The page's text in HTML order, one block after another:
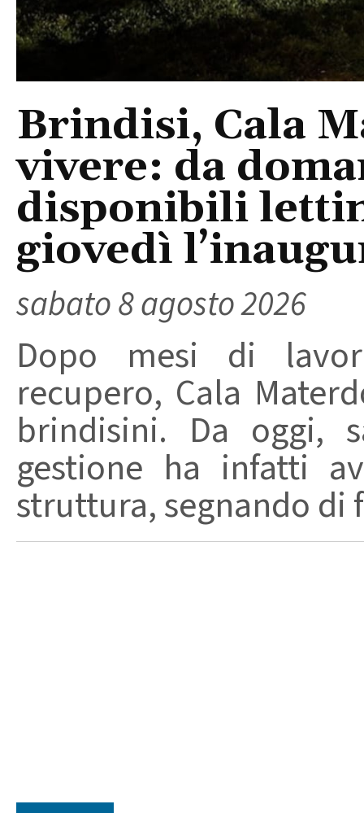
Brindisi, Cala
vivere: da
disponibili
giovedì
sabato 8 agosto 2026
Dopo mesi di
recupero, Cala
brindisini. Da oggi,
gestione ha infatti
struttura, segnando di